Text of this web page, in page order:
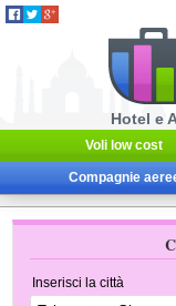
Hotel e
Voli low cost
Compagnie
Inserisci la città